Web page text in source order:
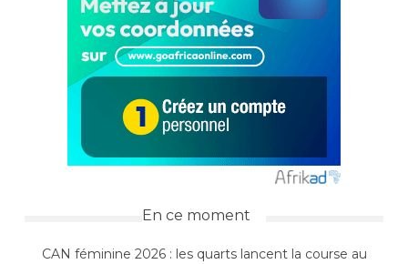
En ce moment
CAN féminine 2026 : les quarts lancent la course au